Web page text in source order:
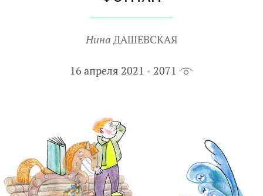
Нина ДАШЕВСКАЯ
16 апреля 2021 2071